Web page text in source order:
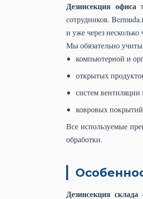
Дезинсекция офиса
сотрудников.
и уже через несколько
Мы обязательно
компьютерной и
открытых
систем
ковровых
Все используемые
обработки.
Дезинсекция склада